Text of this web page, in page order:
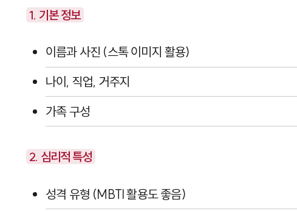
1. 기본 정보
이름과 사진 (스톡 이미지 활용)
나이, 직업, 거주지
가족 구성
2. 심리적 특성
성격 유형 (MBTI 활용도 좋음)